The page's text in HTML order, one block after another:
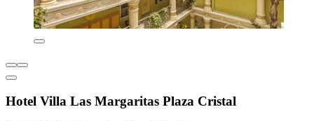
Hotel Villa Las Margaritas Plaza Cristal